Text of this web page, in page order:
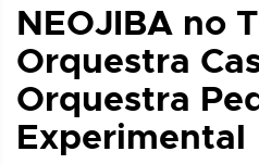
NEOJIBA no
Orquestra
Orquestra
Experimental